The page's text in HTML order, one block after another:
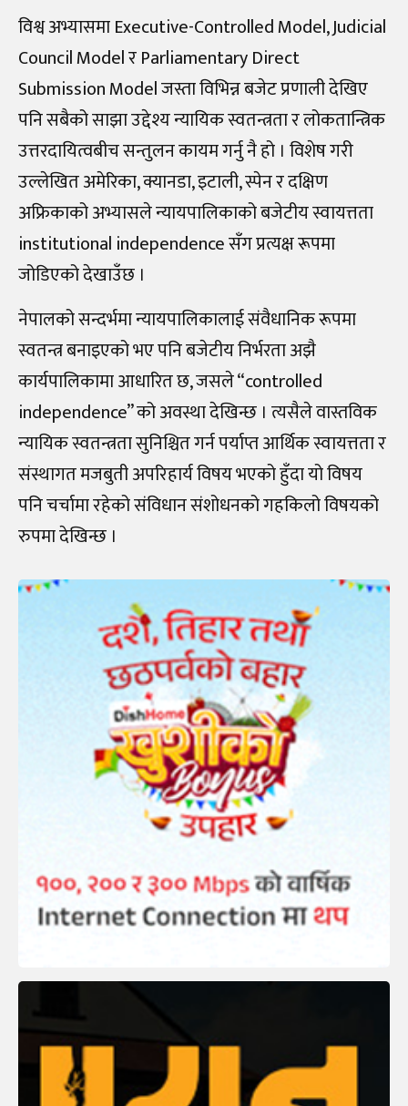
विश्व अभ्यासमा Executive-Controlled Model, Judicial
Council Model र Parliamentary Direct
Submission Model जस्ता विभिन्न बजेट प्रणाली देखिए
पनि सबैको साझा उद्देश्य न्यायिक स्वतन्त्रता र लोकतान्त्रिक
उत्तरदायित्वबीच सन्तुलन कायम गर्नु नै हो । विशेष गरी
उल्लेखित अमेरिका, क्यानडा, इटाली, स्पेन र दक्षिण
अफ्रिकाको अभ्यासले न्यायपालिकाको बजेटीय स्वायत्तता
institutional independence सँग प्रत्यक्ष रूपमा
जोडिएको देखाउँछ ।
नेपालको सन्दर्भमा न्यायपालिकालाई संवैधानिक रूपमा
स्वतन्त्र बनाइएको भए पनि बजेटीय निर्भरता अझै
कार्यपालिकामा आधारित छ, जसले “controlled
independence” को अवस्था देखिन्छ । त्यसैले वास्तविक
न्यायिक स्वतन्त्रता सुनिश्चित गर्न पर्याप्त आर्थिक स्वायत्तता र
संस्थागत मजबुती अपरिहार्य विषय भएको हुँदा यो विषय
पनि चर्चामा रहेको संविधान संशोधनको गहकिलो विषयको
रुपमा देखिन्छ ।